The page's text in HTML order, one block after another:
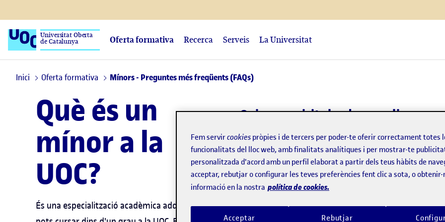
Universitat Oberta
de Catalunya Oferta formativa Recerca Serveis La Universitat
Inici Oferta formativa Mínors - Preguntes més freqüents (FAQs)
Què és un
mínor a la
UOC?
És una especialització acadèmica addicional que
Quins requisits he de complir per
Quina condició s'ha de complir?
Quants crèdits té un mínor?
Fem servircookies pròpies i de tercers per poder-te oferir correctament totes
funcionalitats del lloc web, amb finalitats analítiques i per mostrar-te
personalitzada d'acord amb un perfil elaborat a partir dels teus hàbits de
acceptar, rebutjar o configurar les teves preferències fent clic a sota, o obtenir-
informació en la nostra política de cookies.
Rebutjar
Acceptar